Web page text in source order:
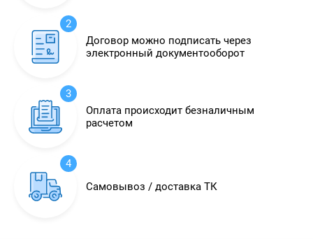
2
Договор можно подписать через
электронный документооборот
3
Оплата происходит безналичным
расчетом
4
Самовывоз / доставка ТК